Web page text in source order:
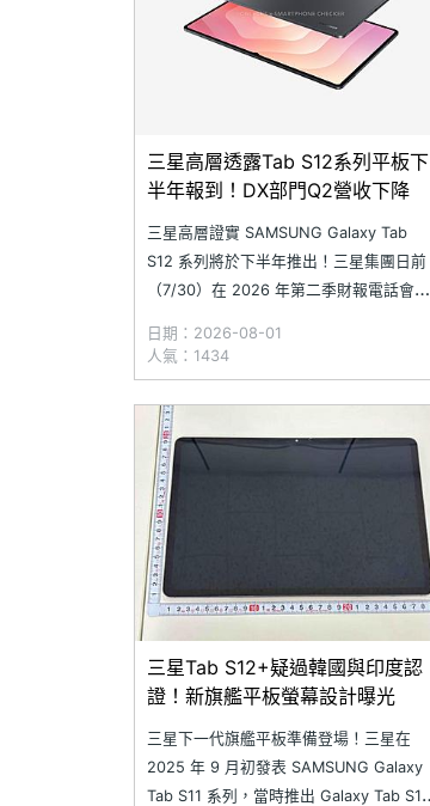
三星高層透露Tab S12系列平板下
半年報到！DX部門Q2營收下降
三星高層證實 SAMSUNG Galaxy Tab
S12 系列將於下半年推出！三星集團日前
（7/30）在 2026 年第二季財報電話會議
負責行動裝置業務的 DX 部門副總裁
Daniel Araujo，在回應近期記憶體市場波
動對營運帶來的影響時，首度公開提及尚
未
日期：2026-08-01
人氣：1434
三星Tab S12+疑過韓國與印度認
證！新旗艦平板螢幕設計曝光
三星下一代旗艦平板準備登場！三星在
2025 年 9 月初發表 SAMSUNG Galaxy
Tab S11 系列，當時推出 Galaxy Tab S11